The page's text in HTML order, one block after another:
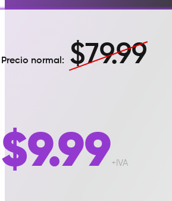
Precio normal: $79.99
$9.99+IVA